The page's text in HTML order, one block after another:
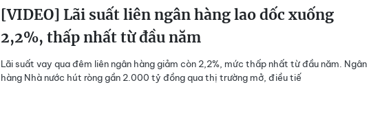
[VIDEO] Lãi suất liên ngân hàng lao dốc xuống
2,2%, thấp nhất từ đầu năm
Lãi suất vay qua đêm liên ngân hàng giảm còn 2,2%, mức thấp nhất từ đầu năm. Ngân
hàng Nhà nước hút ròng gần 2.000 tỷ đồng qua thị trường mở, điều tiế